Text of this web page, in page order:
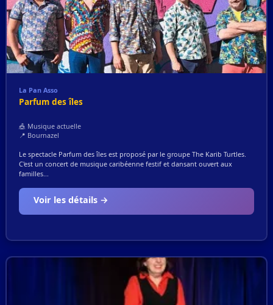
La Pan Asso
Parfum des îles
🎪 Musique actuelle
📍 Bournazel
Le spectacle Parfum des îles est proposé par le groupe The Karib Turtles.
C'est un concert de musique caribéenne festif et dansant ouvert aux
familles...
Voir les détails →